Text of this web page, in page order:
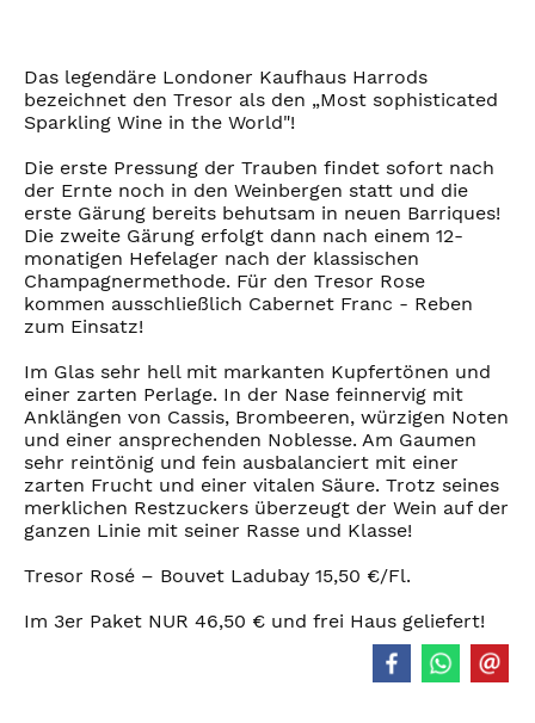
Das legendäre Londoner Kaufhaus Harrods
bezeichnet den Tresor als den „Most sophisticated
Sparkling Wine in the World"!
Die erste Pressung der Trauben findet sofort nach
der Ernte noch in den Weinbergen statt und die
erste Gärung bereits behutsam in neuen Barriques!
Die zweite Gärung erfolgt dann nach einem 12-
monatigen Hefelager nach der klassischen
Champagnermethode. Für den Tresor Rose
kommen ausschließlich Cabernet Franc - Reben
zum Einsatz!
Im Glas sehr hell mit markanten Kupfertönen und
einer zarten Perlage. In der Nase feinnervig mit
Anklängen von Cassis, Brombeeren, würzigen Noten
und einer ansprechenden Noblesse. Am Gaumen
sehr reintönig und fein ausbalanciert mit einer
zarten Frucht und einer vitalen Säure. Trotz seines
merklichen Restzuckers überzeugt der Wein auf der
ganzen Linie mit seiner Rasse und Klasse!
Tresor Rosé – Bouvet Ladubay 15,50 €/Fl.
Im 3er Paket NUR 46,50 € und frei Haus geliefert!